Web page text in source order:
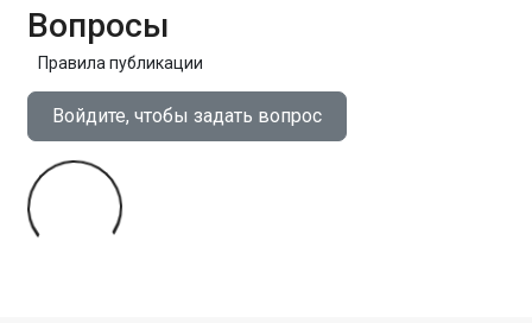
Вопросы
Правила публикации
Войдите, чтобы задать вопрос